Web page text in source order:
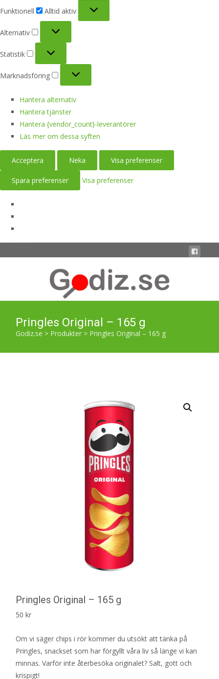
Funktionell
Alltid aktiv
Alternativ
Statistik
Marknadsföring
Hantera alternativ
Hantera tjänster
Hantera {vendor_count}-leverantörer
Läs mer om dessa syften
Acceptera Neka Visa preferenser
Spara preferenser Visa preferenser
Pringles Original – 165 g
Godiz.se > Produkter > Pringles Original – 165 g
Pringles Original – 165 g
50 kr
Om vi säger chips i rör kommer du utsökt att tänka på
Pringles, snackset som har förgyllt våra liv så länge vi kan
minnas. Varför inte återbesöka originalet? Salt, gott och
krispigt!